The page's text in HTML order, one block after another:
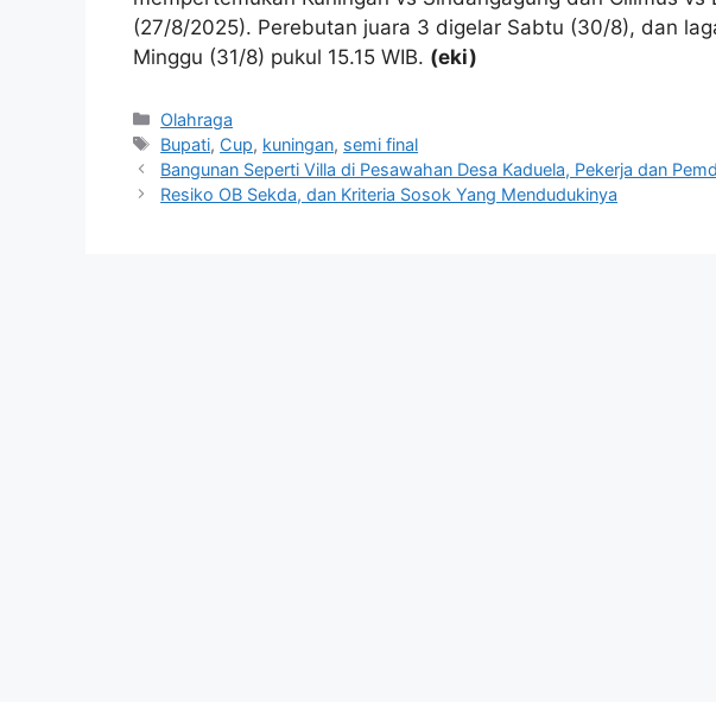
(27/8/2025). Perebutan juara 3 digelar Sabtu (30/8), dan
Minggu (31/8) pukul 15.15 WIB. (eki)
Kategori
Olahraga
Tag
Bupati, Cup, kuningan, semi final
Bangunan Seperti Villa di Pesawahan Desa Kaduela, Pekerja dan
Resiko OB Sekda, dan Kriteria Sosok Yang Mendudukinya